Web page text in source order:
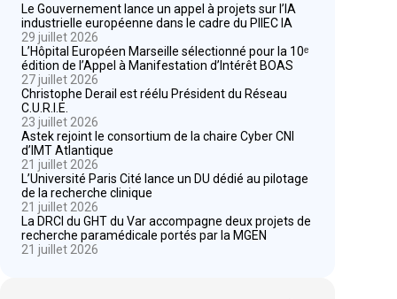
Le Gouvernement lance un appel à projets sur l’IA
industrielle européenne dans le cadre du PIIEC IA
29 juillet 2026
L’Hôpital Européen Marseille sélectionné pour la 10ᵉ
édition de l’Appel à Manifestation d’Intérêt BOAS
27 juillet 2026
Christophe Derail est réélu Président du Réseau
C.U.R.I.E.
23 juillet 2026
Astek rejoint le consortium de la chaire Cyber CNI
d’IMT Atlantique
21 juillet 2026
L’Université Paris Cité lance un DU dédié au pilotage
de la recherche clinique
21 juillet 2026
La DRCI du GHT du Var accompagne deux projets de
recherche paramédicale portés par la MGEN
21 juillet 2026